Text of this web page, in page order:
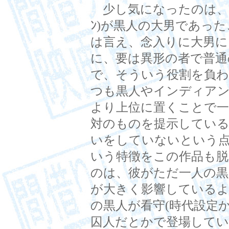
少し気になったのは、
ﾝ)が黒人の大男であっ
は言え、念入りに大男
に、要は異形の者で普
で、そういう役割を負
つも黒人やインディア
より上位に置くことで
対のものを提示してい
いをしていないという
いう特徴をこの作品も
のは、彼がただ一人の
が大きく影響している
の黒人が看守(時代設定
囚人だとかで登場して